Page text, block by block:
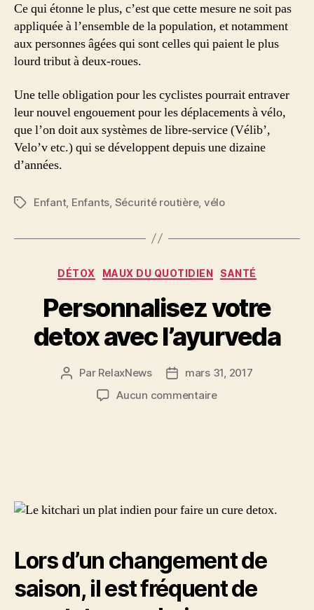
Ce qui étonne le plus, c’est que cette mesure ne soit pas
appliquée à l’ensemble de la population, et notamment
aux personnes âgées qui sont celles qui paient le plus
lourd tribut à deux-roues.
Une telle obligation pour les cyclistes pourrait entraver
leur nouvel engouement pour les déplacements à vélo,
que l’on doit aux systèmes de libre-service (Vélib’,
Velo’v etc.) qui se développent depuis une dizaine
d’années.
Étiquettes
Enfant, Enfants Sécurité routière, vélo
Catégories
DÉTOX MAUX DU QUOTIDIEN SANTÉ
Personnalisez votre
detox avec l’ayurveda
Auteur
l’article
Par RelaxNews
Datemars 31, 2017
Aucun commentairesur
Lors d’un changement de
saison, il est fréquent de